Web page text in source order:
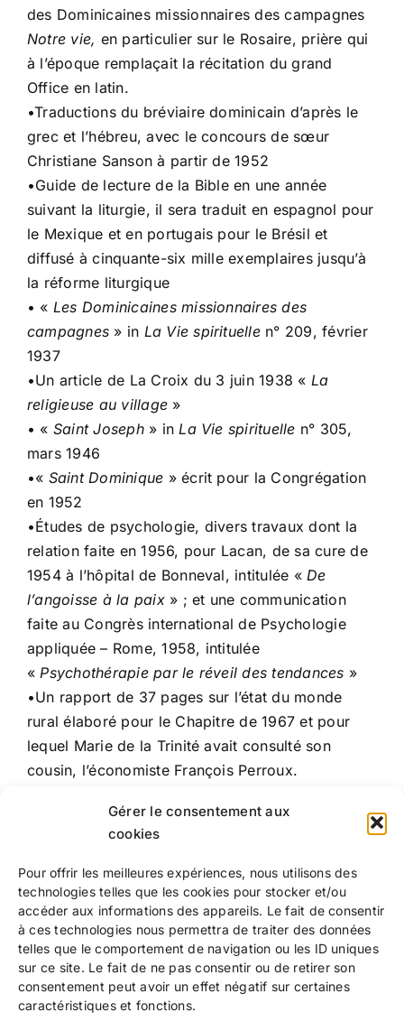
Gérer le consentement aux
cookies
Pour offrir les meilleures expériences, nous utilisons des
technologies telles que les cookies pour stocker et/ou
accéder aux informations des appareils. Le fait de consentir
à ces technologies nous permettra de traiter des données
telles que le comportement de navigation ou les ID uniques
sur ce site. Le fait de ne pas consentir ou de retirer son
consentement peut avoir un effet négatif sur certaines
caractéristiques et fonctions.
des Dominicaines missionnaires des campagnes
Notre vie, en particulier sur le Rosaire, prière qui
à l’époque remplaçait la récitation du grand
Office en latin.
•Traductions du bréviaire dominicain d’après le
grec et l’hébreu, avec le concours de sœur
Christiane Sanson à partir de 1952
•Guide de lecture de la Bible en une année
suivant la liturgie, il sera traduit en espagnol pour
le Mexique et en portugais pour le Brésil et
diffusé à cinquante-six mille exemplaires jusqu’à
la réforme liturgique
• « Les Dominicaines missionnaires des
campagnes » in La Vie spirituellen° 209, février
1937
•Un article de La Croix du 3 juin 1938 « La
religieuse au village »
• « Saint Joseph» in La Vie spirituelle n° 305,
mars 1946
•« Saint Dominique » écrit pour la Congrégation
en 1952
•Études de psychologie, divers travaux dont la
relation faite en 1956, pour Lacan, de sa cure de
1954 à l’hôpital de Bonneval, intitulée « De
l’angoisse à la paix» ; et une communication
faite au Congrès international de Psychologie
appliquée – Rome, 1958, intitulée
« Psychothérapie par le réveil des tendances »
•Un rapport de 37 pages sur l’état du monde
rural élaboré pour le Chapitre de 1967 et pour
lequel Marie de la Trinité avait consulté son
cousin, l’économiste François Perroux.
agenda tenu de 1927 à 1930